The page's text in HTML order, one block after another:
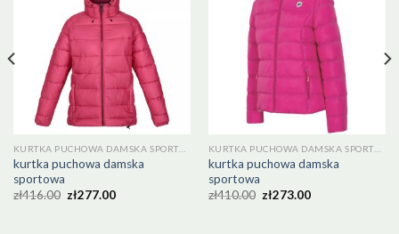
kurtka puchowa damska
sportowa
zł416.00 zł277.00
kurtka puchowa damska
sportowa
zł410.00 zł273.00